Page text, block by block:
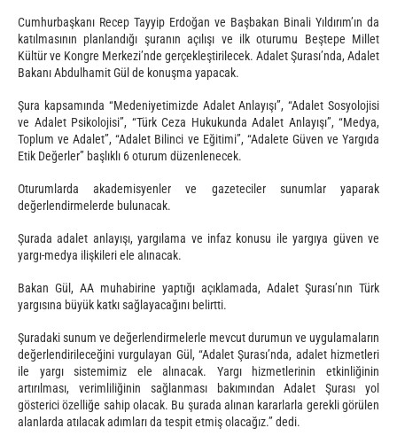
Cumhurbaşkanı Recep Tayyip Erdoğan ve Başbakan Binali Yıldırım’ın da
katılmasının planlandığı şuranın açılışı ve ilk oturumu Beştepe Millet
Kültür ve Kongre Merkezi’nde gerçekleştirilecek. Adalet Şurası’nda, Adalet
Bakanı Abdulhamit Gül de konuşma yapacak.
Şura kapsamında “Medeniyetimizde Adalet Anlayışı”, “Adalet Sosyolojisi
ve Adalet Psikolojisi”, “Türk Ceza Hukukunda Adalet Anlayışı”, “Medya,
Toplum ve Adalet”, “Adalet Bilinci ve Eğitimi”, “Adalete Güven ve Yargıda
Etik Değerler” başlıklı 6 oturum düzenlenecek.
Oturumlarda akademisyenler ve gazeteciler sunumlar yaparak
değerlendirmelerde bulunacak.
Şurada adalet anlayışı, yargılama ve infaz konusu ile yargıya güven ve
yargı-medya ilişkileri ele alınacak.
Bakan Gül, AA muhabirine yaptığı açıklamada, Adalet Şurası’nın Türk
yargısına büyük katkı sağlayacağını belirtti.
Şuradaki sunum ve değerlendirmelerle mevcut durumun ve uygulamaların
değerlendirileceğini vurgulayan Gül, “Adalet Şurası’nda, adalet hizmetleri
ile yargı sistemimiz ele alınacak. Yargı hizmetlerinin etkinliğinin
artırılması, verimliliğinin sağlanması bakımından Adalet Şurası yol
gösterici özelliğe sahip olacak. Bu şurada alınan kararlarla gerekli görülen
alanlarda atılacak adımları da tespit etmiş olacağız.” dedi.